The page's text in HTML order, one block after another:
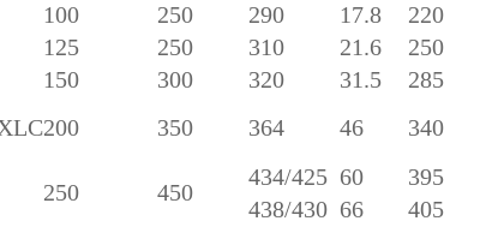
100
250 290 17.8 220
125
250 310 21.6 250
150
300 320 31.5 285
200
350 364 46 340
250
450
434/425 60 395
438/430 66 405